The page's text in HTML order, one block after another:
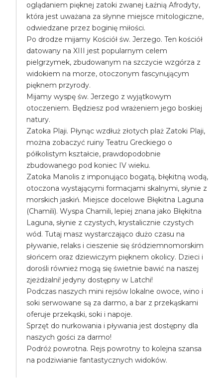
oglądaniem pięknej zatoki zwanej Łaźnią Afrodyty,
która jest uważana za słynne miejsce mitologiczne,
odwiedzane przez boginię miłości.
Po drodze mijamy Kościół św. Jerzego. Ten kościół
datowany na XIII jest popularnym celem
pielgrzymek, zbudowanym na szczycie wzgórza z
widokiem na morze, otoczonym fascynującym
pięknem przyrody.
Mijamy wyspę św. Jerzego z wyjątkowym
otoczeniem. Będziesz pod wrażeniem jego boskiej
natury.
Zatoka Plaji. Płynąc wzdłuż złotych plaż Zatoki Plaji,
można zobaczyć ruiny Teatru Greckiego o
półkolistym kształcie, prawdopodobnie
zbudowanego pod koniec IV wieku.
Zatoka Manolis z imponująco bogatą, błękitną wodą,
otoczona wystającymi formacjami skalnymi, słynie z
morskich jaskiń. Miejsce docelowe Błękitna Laguna
(Chamili). Wyspa Chamili, lepiej znana jako Błękitna
Laguna, słynie z czystych, krystalicznie czystych
wód. Tutaj masz wystarczająco dużo czasu na
pływanie, relaks i cieszenie się śródziemnomorskim
słońcem oraz dziewiczym pięknem okolicy. Dzieci i
dorośli również mogą się świetnie bawić na naszej
zjeżdżalni! jedyny dostępny w Latchi!
Podczas naszych mini rejsów lokalne owoce, wino i
soki serwowane są za darmo, a bar z przekąskami
oferuje przekąski, soki i napoje.
Sprzęt do nurkowania i pływania jest dostępny dla
naszych gości za darmo!
Podróż powrotna. Rejs powrotny to kolejna szansa
na podziwianie fantastycznych widoków.